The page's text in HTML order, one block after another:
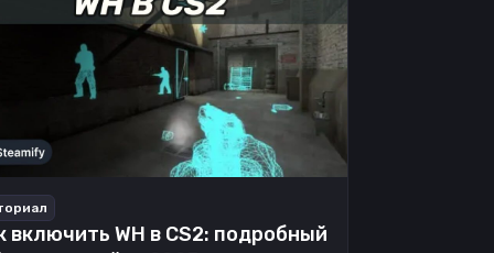
включить WH в CS2: подробный